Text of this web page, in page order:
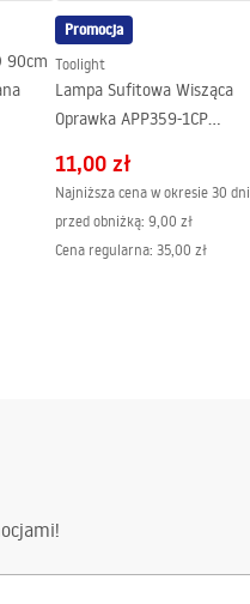
90cm
Promocja
Toolight
Lampa Sufitowa Wisząca
Oprawka APP359-1CP
11,00 zł
Najniższa cena w okresie 30 dni
przed obniżką: 9,00 zł
Cena regularna: 35,00 zł